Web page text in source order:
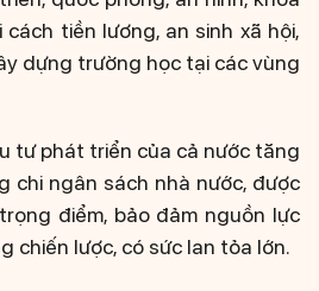
tiền lương, an sinh xã hội,
dựng trường học tại các vùng
tư phát triển của cả nước tăng
chi ngân sách nhà nước, được
điểm, bảo đảm nguồn lực
chiến lược, có sức lan tỏa lớn.